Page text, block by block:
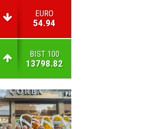
EURO
54.94
BIST 100
13798.82